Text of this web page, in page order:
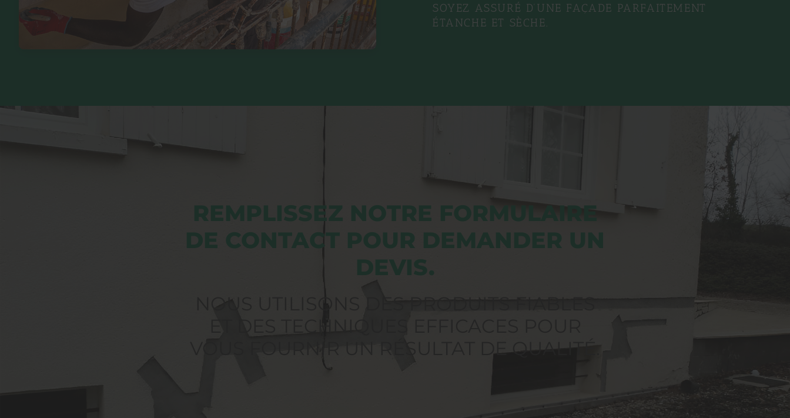
SOYEZ ASSURÉ D’UNE FAÇADE PARFAITEMENT
ÉTANCHE ET SÈCHE.
REMPLISSEZ NOTRE FORMULAIRE
DE CONTACT POUR DEMANDER UN
DEVIS.
NOUS UTILISONS DES PRODUITS FIABLES
ET DES TECHNIQUES EFFICACES POUR
VOUS FOURNIR UN RÉSULTAT DE QUALITÉ.